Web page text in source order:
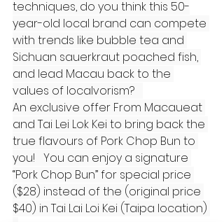
techniques, do you think this 50-
year-old local brand can compete
with trends like bubble tea and
Sichuan sauerkraut poached fish,
and lead Macau back to the
values of localvorism?
An exclusive offer From Macaueat
and Tai Lei Lok Kei to bring back the
true flavours of Pork Chop Bun to
you!   You can enjoy a signature
“Pork Chop Bun” for special price
($28) instead of the (original price
$40) in Tai Lai Loi Kei (Taipa location)